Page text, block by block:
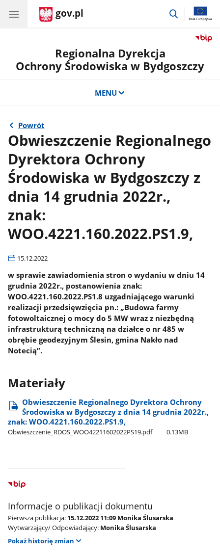
gov.pl
przejdź
Regionalna Dyrekcja
Ochrony Środowiska w Bydgoszczy
MENU
Powrót
Obwieszczenie Regionalnego
Dyrektora Ochrony
Środowiska w Bydgoszczy z
dnia 14 grudnia 2022r.,
znak:
WOO.4221.160.2022.PS1.9,
15.12.2022
w sprawie zawiadomienia stron o wydaniu w dniu 14
grudnia 2022r., postanowienia znak:
WOO.4221.160.2022.PS1.8 uzgadniającego warunki
realizacji przedsięwzięcia pn.: „Budowa farmy
fotowoltaicznej o mocy do 5 MW wraz z niezbędną
infrastrukturą techniczną na działce o nr 485 w
obrębie geodezyjnym Ślesin, gmina Nakło nad
Notecią”.
Materiały
Obwieszczenie Regionalnego Dyrektora Ochrony
Środowiska w Bydgoszczy z dnia 14 grudnia 2022r.,
znak: WOO.4221.160.2022.PS1.9,
Obwieszczenie​_RDOS​_WOO42211602022PS19.pdf 0.13MB
Informacje o publikacji dokumentu
Pierwsza publikacja: 15.12.2022 11:09 Monika Ślusarska
Wytwarzający/ Odpowiadający: Monika Ślusarska
Pokaż historię zmian